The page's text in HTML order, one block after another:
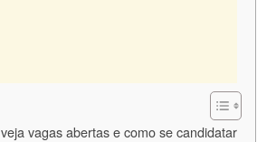
vagas abertas e como se candidatar